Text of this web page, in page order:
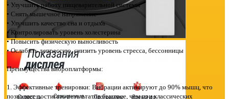
• Улучшить работу пищеварительной системы
• Снять мышечное напряжение
• Улучшить качество сна и отдыха
• Контролировать уровень холестерина
• Повысить физическую выносливость
• Ослабить депрессию, снизить уровень стресса, бессонницы
Преимущества виброплатформы:
1. Эффективные тренировки: Вибрации активируют до 90% мышц, что
позволяет достигать результатов быстрее, чем при классических